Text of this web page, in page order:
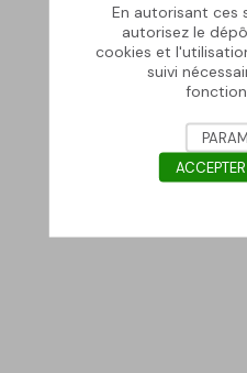
En autorisant ces
autorisez le
cookies et
suivi